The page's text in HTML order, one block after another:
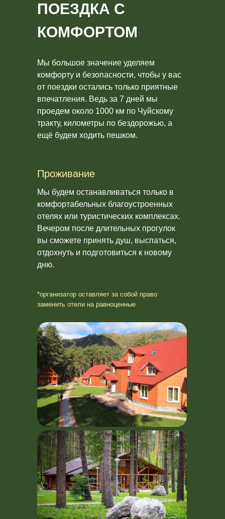
Мы большое значение уделяем
комфорту и безопасности, чтобы у вас
от поездки остались только приятные
впечатления. Ведь за 7 дней мы
проедем около 1000 км по Чуйскому
тракту, километры по бездорожью, а
ещё будем ходить пешком.
ПОЕЗДКА С
КОМФОРТОМ
Проживание
*организатор оставляет за собой право
заменить отели на равноценные
Мы будем останавливаться только в
комфортабельных благоустроенных
отелях или туристических комплексах.
Вечером после длительных прогулок
вы сможете принять душ, выспаться,
отдохнуть и подготовиться к новому
дню.